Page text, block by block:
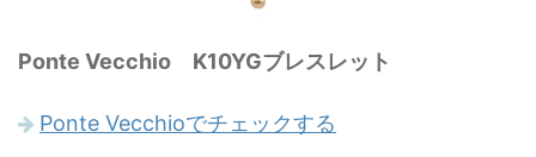
Ponte Vecchio K10YGブレスレット
Ponte Vecchioでチェックする